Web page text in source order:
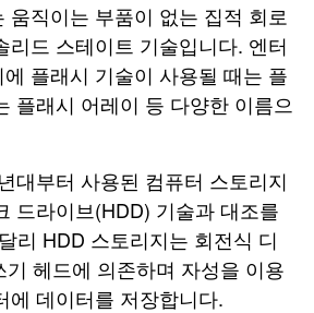
움직이는 부품이 없는 집적 회로
리드 스테이트 기술입니다. 엔터
플래시 기술이 사용될 때는 플
플래시 어레이 등 다양한 이름으
대부터 사용된 컴퓨터 스토리지
드라이브(HDD) 기술과 대조를
리 HDD 스토리지는 회전식 디
헤드에 의존하며 자성을 이용
에 데이터를 저장합니다.